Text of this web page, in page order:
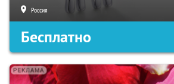
Россия
Бесплатно